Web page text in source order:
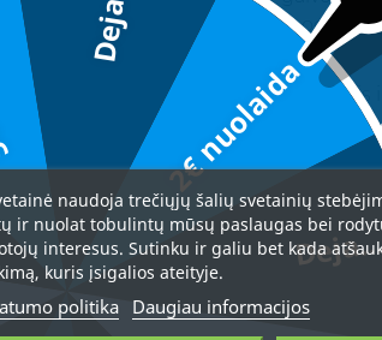
vandeniu. Turint riebią galvos odą -
Nenuryti. Venkite patekimo į akis
vietoje.
Alcohol, Propanediol,
Parkii (Shea Butter),
Hydroxyethylcellulose, Alcohol
Parfum (Fragrance)
naudoja trečiųjų šalių svetainių
ir nuolat tobulintų mūsų paslaugas bei
interesus. Sutinku ir galiu bet kada
kuris įsigalios ateityje.
politika Daugiau informacijos
2€ nuolaida